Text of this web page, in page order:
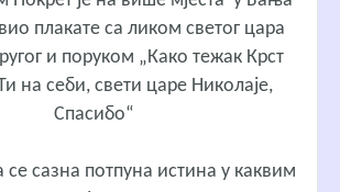
плакате са ликом светог цара
и поруком „Како тежак Крст
на себи, свети царе Николаје,
Спасибо“
се сазна потпуна истина у каквим